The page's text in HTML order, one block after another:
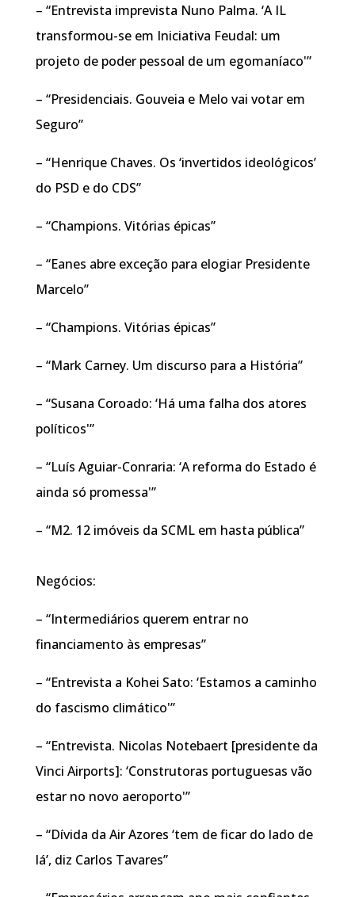
– “Entrevista imprevista Nuno Palma. ‘A IL
transformou-se em Iniciativa Feudal: um
projeto de poder pessoal de um egomaníaco'”
– “Presidenciais. Gouveia e Melo vai votar em
Seguro”
– “Henrique Chaves. Os ‘invertidos ideológicos’
do PSD e do CDS”
– “Champions. Vitórias épicas”
– “Eanes abre exceção para elogiar Presidente
Marcelo”
– “Champions. Vitórias épicas”
– “Mark Carney. Um discurso para a História”
– “Susana Coroado: ‘Há uma falha dos atores
políticos'”
– “Luís Aguiar-Conraria: ‘A reforma do Estado é
ainda só promessa'”
– “M2. 12 imóveis da SCML em hasta pública”
Negócios:
– “Intermediários querem entrar no
financiamento às empresas”
– “Entrevista a Kohei Sato: ‘Estamos a caminho
do fascismo climático'”
– “Entrevista. Nicolas Notebaert [presidente da
Vinci Airports]: ‘Construtoras portuguesas vão
estar no novo aeroporto'”
– “Dívida da Air Azores ‘tem de ficar do lado de
lá’, diz Carlos Tavares”